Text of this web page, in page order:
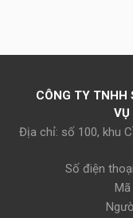
CÔNG TY TNHH
VỤ
Địa chỉ: số 100, khu
Số điện